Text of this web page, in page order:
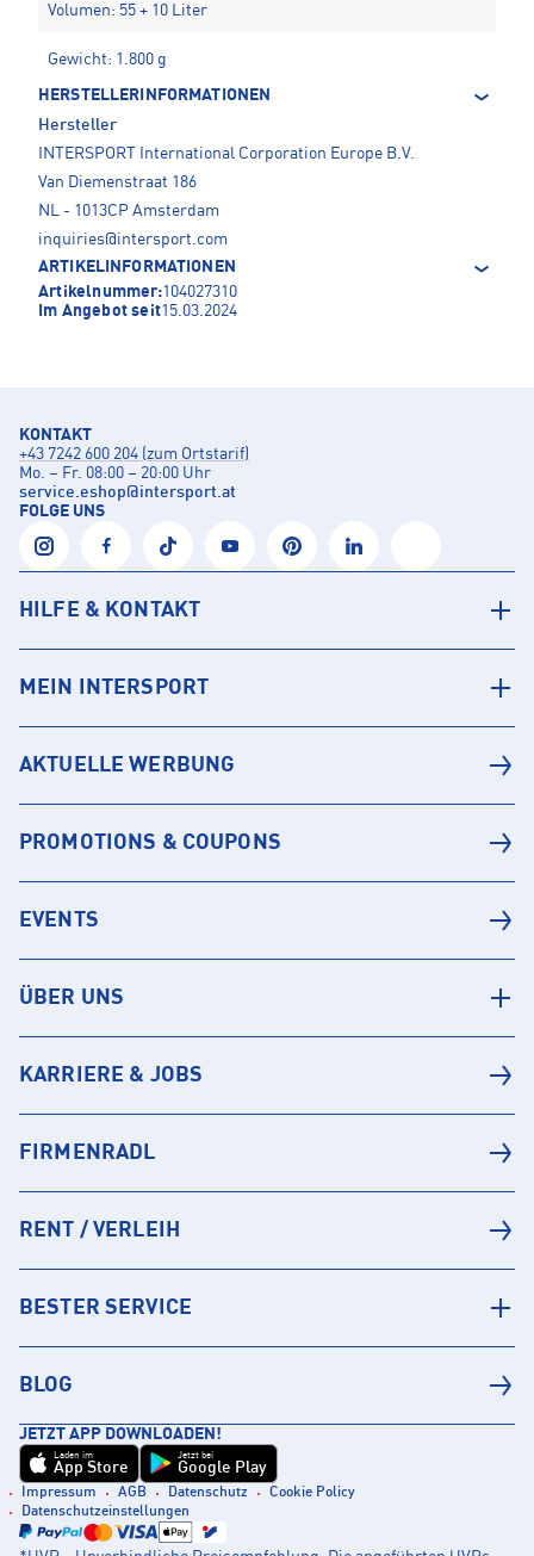
Volumen: 55 + 10 Liter
Gewicht: 1.800 g
HERSTELLERINFORMATIONEN
Hersteller
INTERSPORT International Corporation Europe B.V.
Van Diemenstraat 186
NL - 1013CP Amsterdam
inquiries@intersport.com
ARTIKELINFORMATIONEN
Artikelnummer:104027310
Im Angebot seit15.03.2024
KONTAKT
+43 7242 600 204 (zum Ortstarif)
Mo. – Fr. 08:00 – 20:00 Uhr
service.eshop@intersport.at
FOLGE UNS
HILFE & KONTAKT
MEIN INTERSPORT
AKTUELLE WERBUNG
PROMOTIONS & COUPONS
EVENTS
ÜBER UNS
KARRIERE & JOBS
FIRMENRADL
RENT / VERLEIH
BESTER SERVICE
BLOG
JETZT APP DOWNLOADEN!
Laden im
App Store
Jetzt bei
Google Play
Impressum AGB Datenschutz
Cookie Policy
Datenschutzeinstellungen